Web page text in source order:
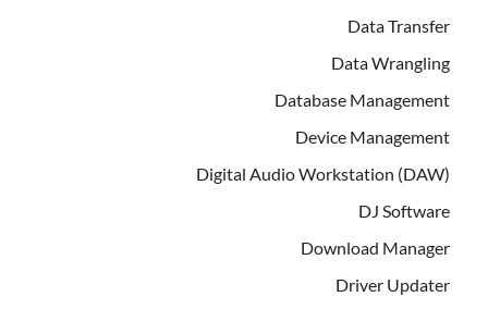
Data Transfer
Data Wrangling
Database Management
Device Management
Digital Audio Workstation (DAW)
DJ Software
Download Manager
Driver Updater